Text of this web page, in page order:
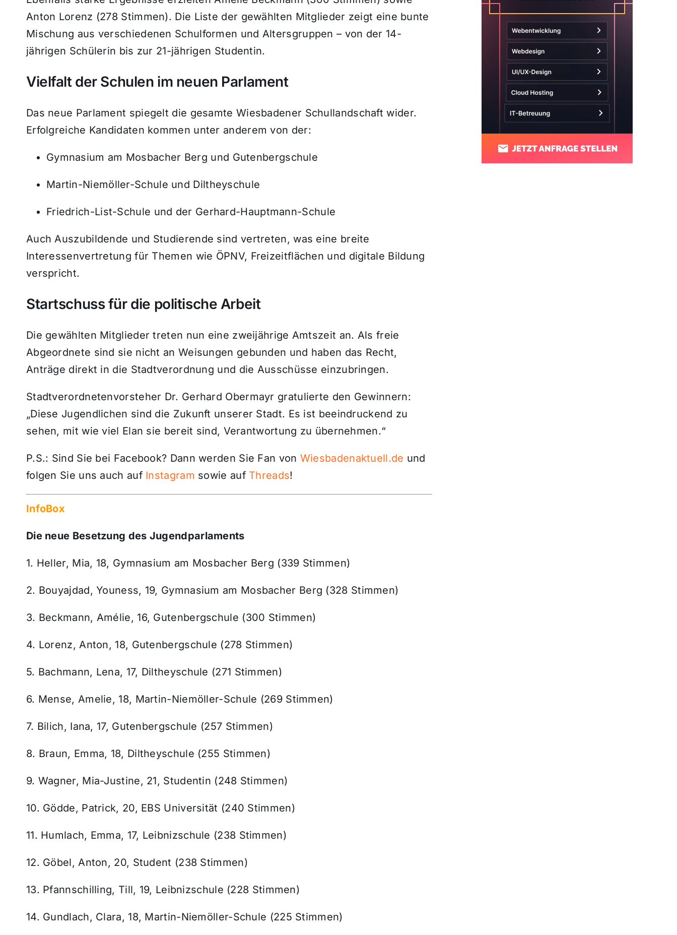
Anton Lorenz (278 Stimmen). Die Liste der gewählten Mitglieder zeigt eine bunte
Mischung aus verschiedenen Schulformen und Altersgruppen – von der 14-
jährigen Schülerin bis zur 21-jährigen Studentin.
Vielfalt der Schulen im neuen Parlament
Das neue Parlament spiegelt die gesamte Wiesbadener Schullandschaft wider.
Erfolgreiche Kandidaten kommen unter anderem von der:
Gymnasium am Mosbacher Berg und Gutenbergschule
Martin-Niemöller-Schule und Diltheyschule
Friedrich-List-Schule und der Gerhard-Hauptmann-Schule
Auch Auszubildende und Studierende sind vertreten, was eine breite
Interessenvertretung für Themen wie ÖPNV, Freizeitflächen und digitale Bildung
verspricht.
Startschuss für die politische Arbeit
Die gewählten Mitglieder treten nun eine zweijährige Amtszeit an. Als freie
Abgeordnete sind sie nicht an Weisungen gebunden und haben das Recht,
Anträge direkt in die Stadtverordnung und die Ausschüsse einzubringen.
Stadtverordnetenvorsteher Dr. Gerhard Obermayr gratulierte den Gewinnern:
„Diese Jugendlichen sind die Zukunft unserer Stadt. Es ist beeindruckend zu
sehen, mit wie viel Elan sie bereit sind, Verantwortung zu übernehmen.“
P.S.: Sind Sie bei Facebook? Dann werden Sie Fan von Wiesbadenaktuell.de und
folgen Sie uns auch auf Instagram sowie auf Threads!
InfoBox
Die neue Besetzung des Jugendparlaments
1. Heller, Mia, 18, Gymnasium am Mosbacher Berg (339 Stimmen)
2. Bouyajdad, Youness, 19, Gymnasium am Mosbacher Berg (328 Stimmen)
3. Beckmann, Amélie, 16, Gutenbergschule (300 Stimmen)
4. Lorenz, Anton, 18, Gutenbergschule (278 Stimmen)
5. Bachmann, Lena, 17, Diltheyschule (271 Stimmen)
6. Mense, Amelie, 18, Martin-Niemöller-Schule (269 Stimmen)
7. Bilich, Iana, 17, Gutenbergschule (257 Stimmen)
8. Braun, Emma, 18, Diltheyschule (255 Stimmen)
9. Wagner, Mia-Justine, 21, Studentin (248 Stimmen)
10. Gödde, Patrick, 20, EBS Universität (240 Stimmen)
11. Humlach, Emma, 17, Leibnizschule (238 Stimmen)
12. Göbel, Anton, 20, Student (238 Stimmen)
13. Pfannschilling, Till, 19, Leibnizschule (228 Stimmen)
14. Gundlach, Clara, 18, Martin-Niemöller-Schule (225 Stimmen)